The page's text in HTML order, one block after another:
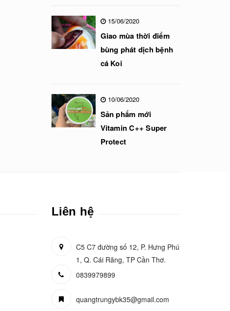
15/06/2020
Giao mùa thời điểm
bùng phát dịch bệnh
cá Koi
10/06/2020
Sản phẩm mới
Vitamin C++ Super
Protect
Liên hệ
C5 C7 đường số 12, P. Hưng Phú
1, Q. Cái Răng, TP Cần Thơ.
0839979899
quangtrungybk35@gmail.com